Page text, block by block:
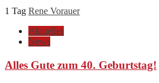
1 Tag Rene Vorauer
Aktuelles
News
Alles Gute zum 40. Geburtstag!